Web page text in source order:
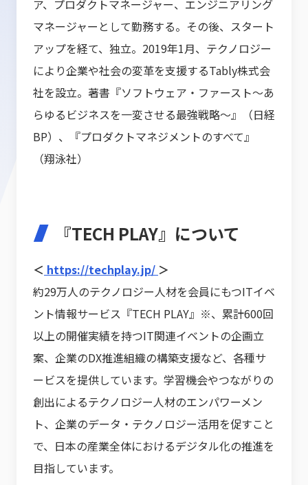
ア、プロダクトマネージャー、エンジニアリング
マネージャーとして勤務する。その後、スタート
アップを経て、独立。2019年1月、テクノロジー
により企業や社会の変革を支援するTably株式会
社を設立。著書『ソフトウェア・ファースト～あ
らゆるビジネスを一変させる最強戦略～』（日経
BP）、『プロダクトマネジメントのすべて』
（翔泳社）
『TECH PLAY』について
＜ https://techplay.jp/ ＞
約29万人のテクノロジー人材を会員にもつITイベ
ント情報サービス『TECH PLAY』※、累計600回
以上の開催実績を持つIT関連イベントの企画立
案、企業のDX推進組織の構築支援など、各種サ
ービスを提供しています。学習機会やつながりの
創出によるテクノロジー人材のエンパワーメン
ト、企業のデータ・テクノロジー活用を促すこと
で、日本の産業全体におけるデジタル化の推進を
目指しています。